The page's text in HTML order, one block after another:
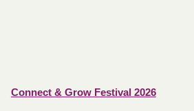
Connect & Grow Festival 2026